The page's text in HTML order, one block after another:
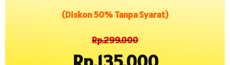
(Diskon 50% Tanpa Syarat)
Rp.299.000